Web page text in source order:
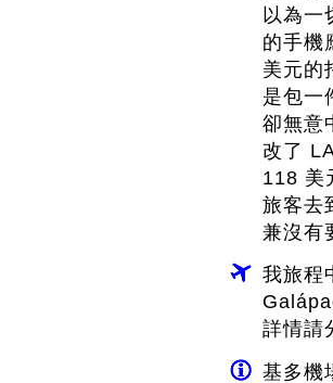
以為一
的手機
美元的
是包一
卻無意
改了
118 美
旅客去
兼沒有
我旅程
詳情請
基多機